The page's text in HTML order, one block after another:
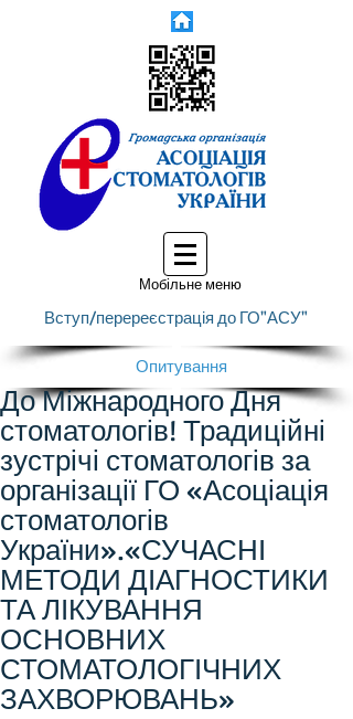
Мобільне меню
Вступ/перереєстрація до ГО"АСУ"
Опитування
До Міжнародного Дня
стоматологів! Традиційні
зустрічі стоматологів за
організації ГО «Асоціація
стоматологів
України».«СУЧАСНІ
МЕТОДИ ДІАГНОСТИКИ
ТА ЛІКУВАННЯ
ОСНОВНИХ
СТОМАТОЛОГІЧНИХ
ЗАХВОРЮВАНЬ»